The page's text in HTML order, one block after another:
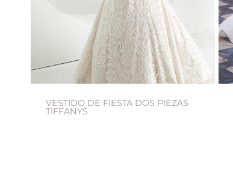
VESTIDO DE FIESTA DOS PIEZAS
TIFFANYS